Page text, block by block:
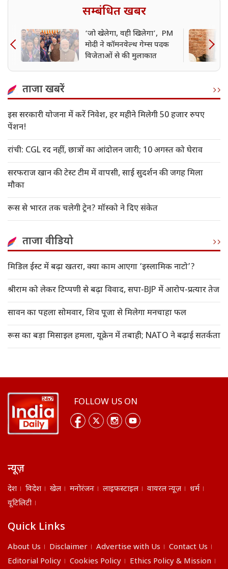
सम्बंधित खबर
‘जो खेलेगा, वही खिलेगा’, PM
मोदी ने कॉमनवेल्थ गेम्स पदक
विजेताओं से की मुलाकात
ताजा खबरें
इस सरकारी योजना में करें निवेश, हर महीने मिलेगी 50 हजार रुपए
पेंशन!
रांची: CGL रद नहीं, छात्रों का आंदोलन जारी; 10 अगस्त को घेराव
सरफराज खान की टेस्ट टीम में वापसी, साई सुदर्शन की जगह मिला
मौका
रूस से भारत तक चलेगी ट्रेन? मॉस्को ने दिए संकेत
ताजा वीडियो
मिडिल ईस्ट में बढ़ा खतरा, क्या काम आएगा ‘इस्लामिक नाटो’?
श्रीराम को लेकर टिप्पणी से बढ़ा विवाद, सपा-BJP में आरोप-प्रत्यार तेज
सावन का पहला सोमवार, शिव पूजा से मिलेगा मनचाहा फल
रूस का बड़ा मिसाइल हमला, यूक्रेन में तबाही; NATO ने बढ़ाई सतर्कता
FOLLOW US ON
न्यूज़
देश विदेश खेल मनोरंजन लाइफस्टाइल वायरल न्यूज़
धर्म
यूटिलिटी
Quick Links
About Us Disclaimer Advertise with Us
Contact Us
Editorial Policy
Cookies Policy Ethics Policy & Mission